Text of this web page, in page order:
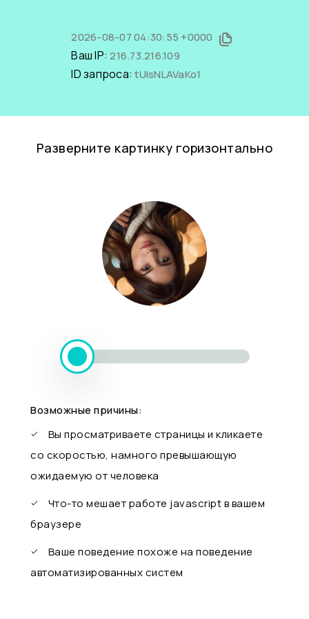
2026-08-07 04:30:55 +0000
Ваш IP:216.73.216.109
ID запроса:tUIsNLAVaKo1
Разверните картинку горизонтально
Возможные причины:
Вы просматриваете страницы и кликаете
со скоростью, намного превышающую
ожидаемую от человека
Что-то мешает работе javascript в вашем
браузере
Ваше поведение похоже на поведение
автоматизированных систем